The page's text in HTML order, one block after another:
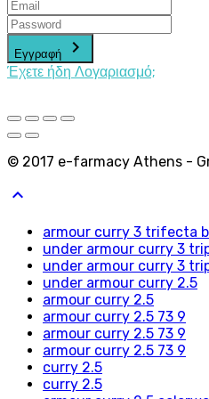
Εγγραφή keyboard_arrow_right
Έχετε ήδη Λογαριασμό;
© 2017 e-farmacy Athens -
keyboard_arrow_up
armour curry 3 trifecta
under armour curry 3
under armour curry 3
under armour curry 2.5
armour curry 2.5
armour curry 2.5 73 9
armour curry 2.5 73 9
armour curry 2.5 73 9
curry 2.5
curry 2.5